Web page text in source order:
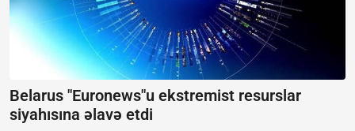
Belarus "Euronews"u ekstremist resurslar
siyahısına əlavə etdi